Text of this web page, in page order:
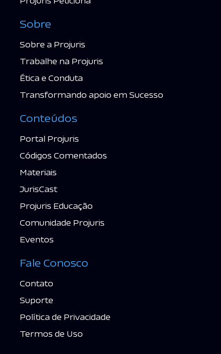
Sobre
Sobre a Projuris
Trabalhe na Projuris
Ética e Conduta
Transformando apoio em Sucesso
Conteúdos
Portal Projuris
Códigos Comentados
Materiais
JurisCast
Projuris Educação
Comunidade Projuris
Eventos
Fale Conosco
Contato
Suporte
Política de Privacidade
Termos de Uso